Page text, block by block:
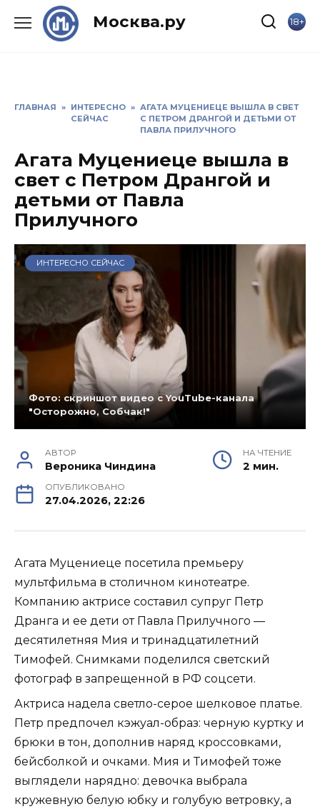
Москва.ру 18+
ГЛАВНАЯ » ИНТЕРЕСНО
СЕЙЧАС
» АГАТА МУЦЕНИЕЦЕ ВЫШЛА В СВЕТ
С ПЕТРОМ ДРАНГОЙ И ДЕТЬМИ ОТ
ПАВЛА ПРИЛУЧНОГО
Агата Муцениеце вышла в
свет с Петром Дрангой и
детьми от Павла
Прилучного
ИНТЕРЕСНО СЕЙЧАС
Фото: скриншот видео с YouTube-канала
"Осторожно, Собчак!"
АВТОР
Вероника Чиндина
НА ЧТЕНИЕ
2 мин.
ОПУБЛИКОВАНО
27.04.2026, 22:26
Агата Муцениеце посетила премьеру
мультфильма в столичном кинотеатре.
Компанию актрисе составил супруг Петр
Дранга и ее дети от Павла Прилучного —
десятилетняя Мия и тринадцатилетний
Тимофей. Снимками поделился светский
фотограф в запрещенной в РФ соцсети.
Актриса надела светло-серое шелковое платье.
Петр предпочел кэжуал-образ: черную куртку и
брюки в тон, дополнив наряд кроссовками,
бейсболкой и очками. Мия и Тимофей тоже
выглядели нарядно: девочка выбрала
кружевную белую юбку и голубую ветровку, а